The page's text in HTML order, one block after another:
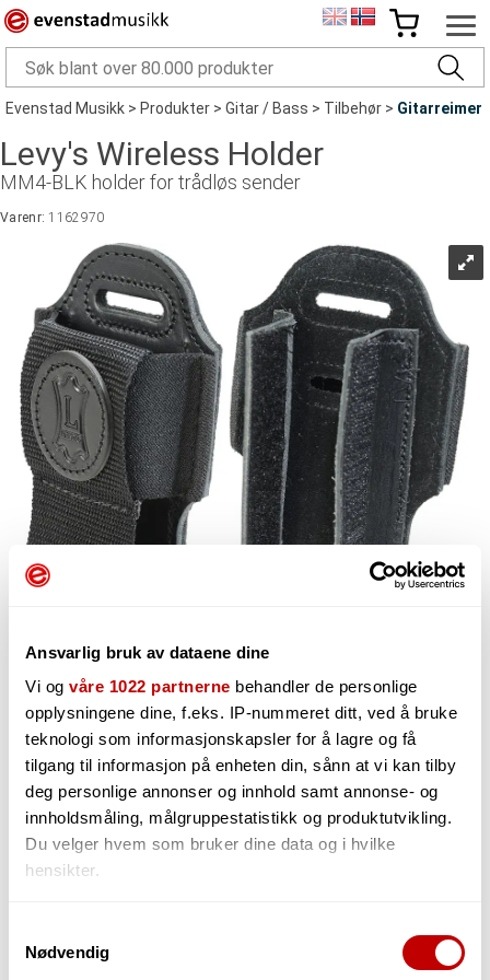
Ansvarlig bruk av dataene dine
Vi og våre 1022 partnerne behandler de personlige
opplysningene dine, f.eks. IP-nummeret ditt, ved å bruke
teknologi som informasjonskapsler for å lagre og få
tilgang til informasjon på enheten din, sånn at vi kan tilby
deg personlige annonser og innhold samt annonse- og
innholdsmåling, målgruppestatistikk og produktutvikling.
Du velger hvem som bruker dine data og i hvilke
hensikter.
Innhente informasjon om den geografiske
Nødvendig
Evenstad Musikk>Produkter>Gitar / Bass>Tilbehør>Gitarreimer
Levy's Wireless Holder
MM4-BLK holder for trådløs sender
Varenr:1162970
225,-
- +